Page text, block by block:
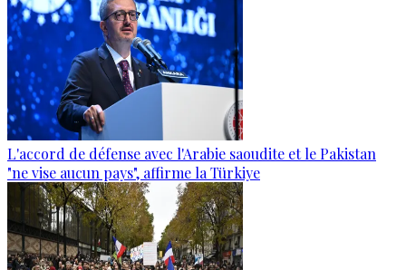
L'accord de défense avec l'Arabie saoudite et le Pakistan
"ne vise aucun pays", affirme la Türkiye